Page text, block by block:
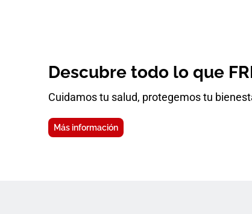
Descubre todo lo que
Cuidamos tu salud, protegemos tu
Más información